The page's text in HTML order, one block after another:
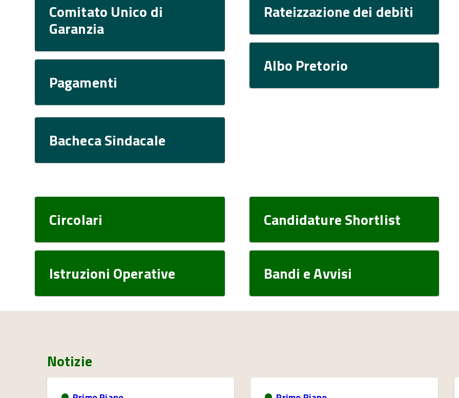
Comitato Unico di
Garanzia
Pagamenti
Rateizzazione dei debiti
Albo Pretorio
Bacheca Sindacale
Circolari
Istruzioni Operative
Candidature Shortlist
Bandi e Avvisi
Notizie